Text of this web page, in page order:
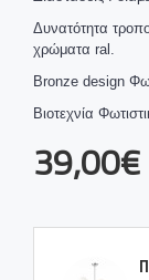
Δυνατότητα
χρώματα ral.
Bronze design
Βιοτεχνία
39,00€